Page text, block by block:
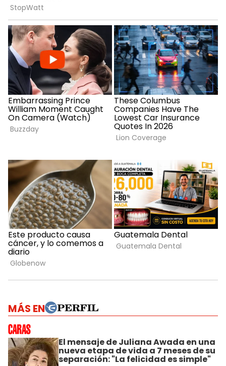
MÁS EN
El mensaje de Juliana Awada en una
nueva etapa de vida a 7 meses de su
separación: "La felicidad es simple"